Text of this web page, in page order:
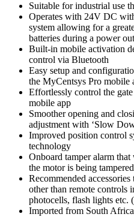
Suitable for industrial use
Operates with 24V DC
system allowing for a
batteries during a power
Built-in mobile activation
control via Bluetooth
Easy setup and
the MyCentsys Pro mobile
Effortlessly control the
mobile app
Smoother opening and
adjustment with ‘Slow
Improved position control
technology
Onboard tamper alarm
the motor is being tampered
Recommended
other than remote controls
photocells, flash lights etc.
Imported from South